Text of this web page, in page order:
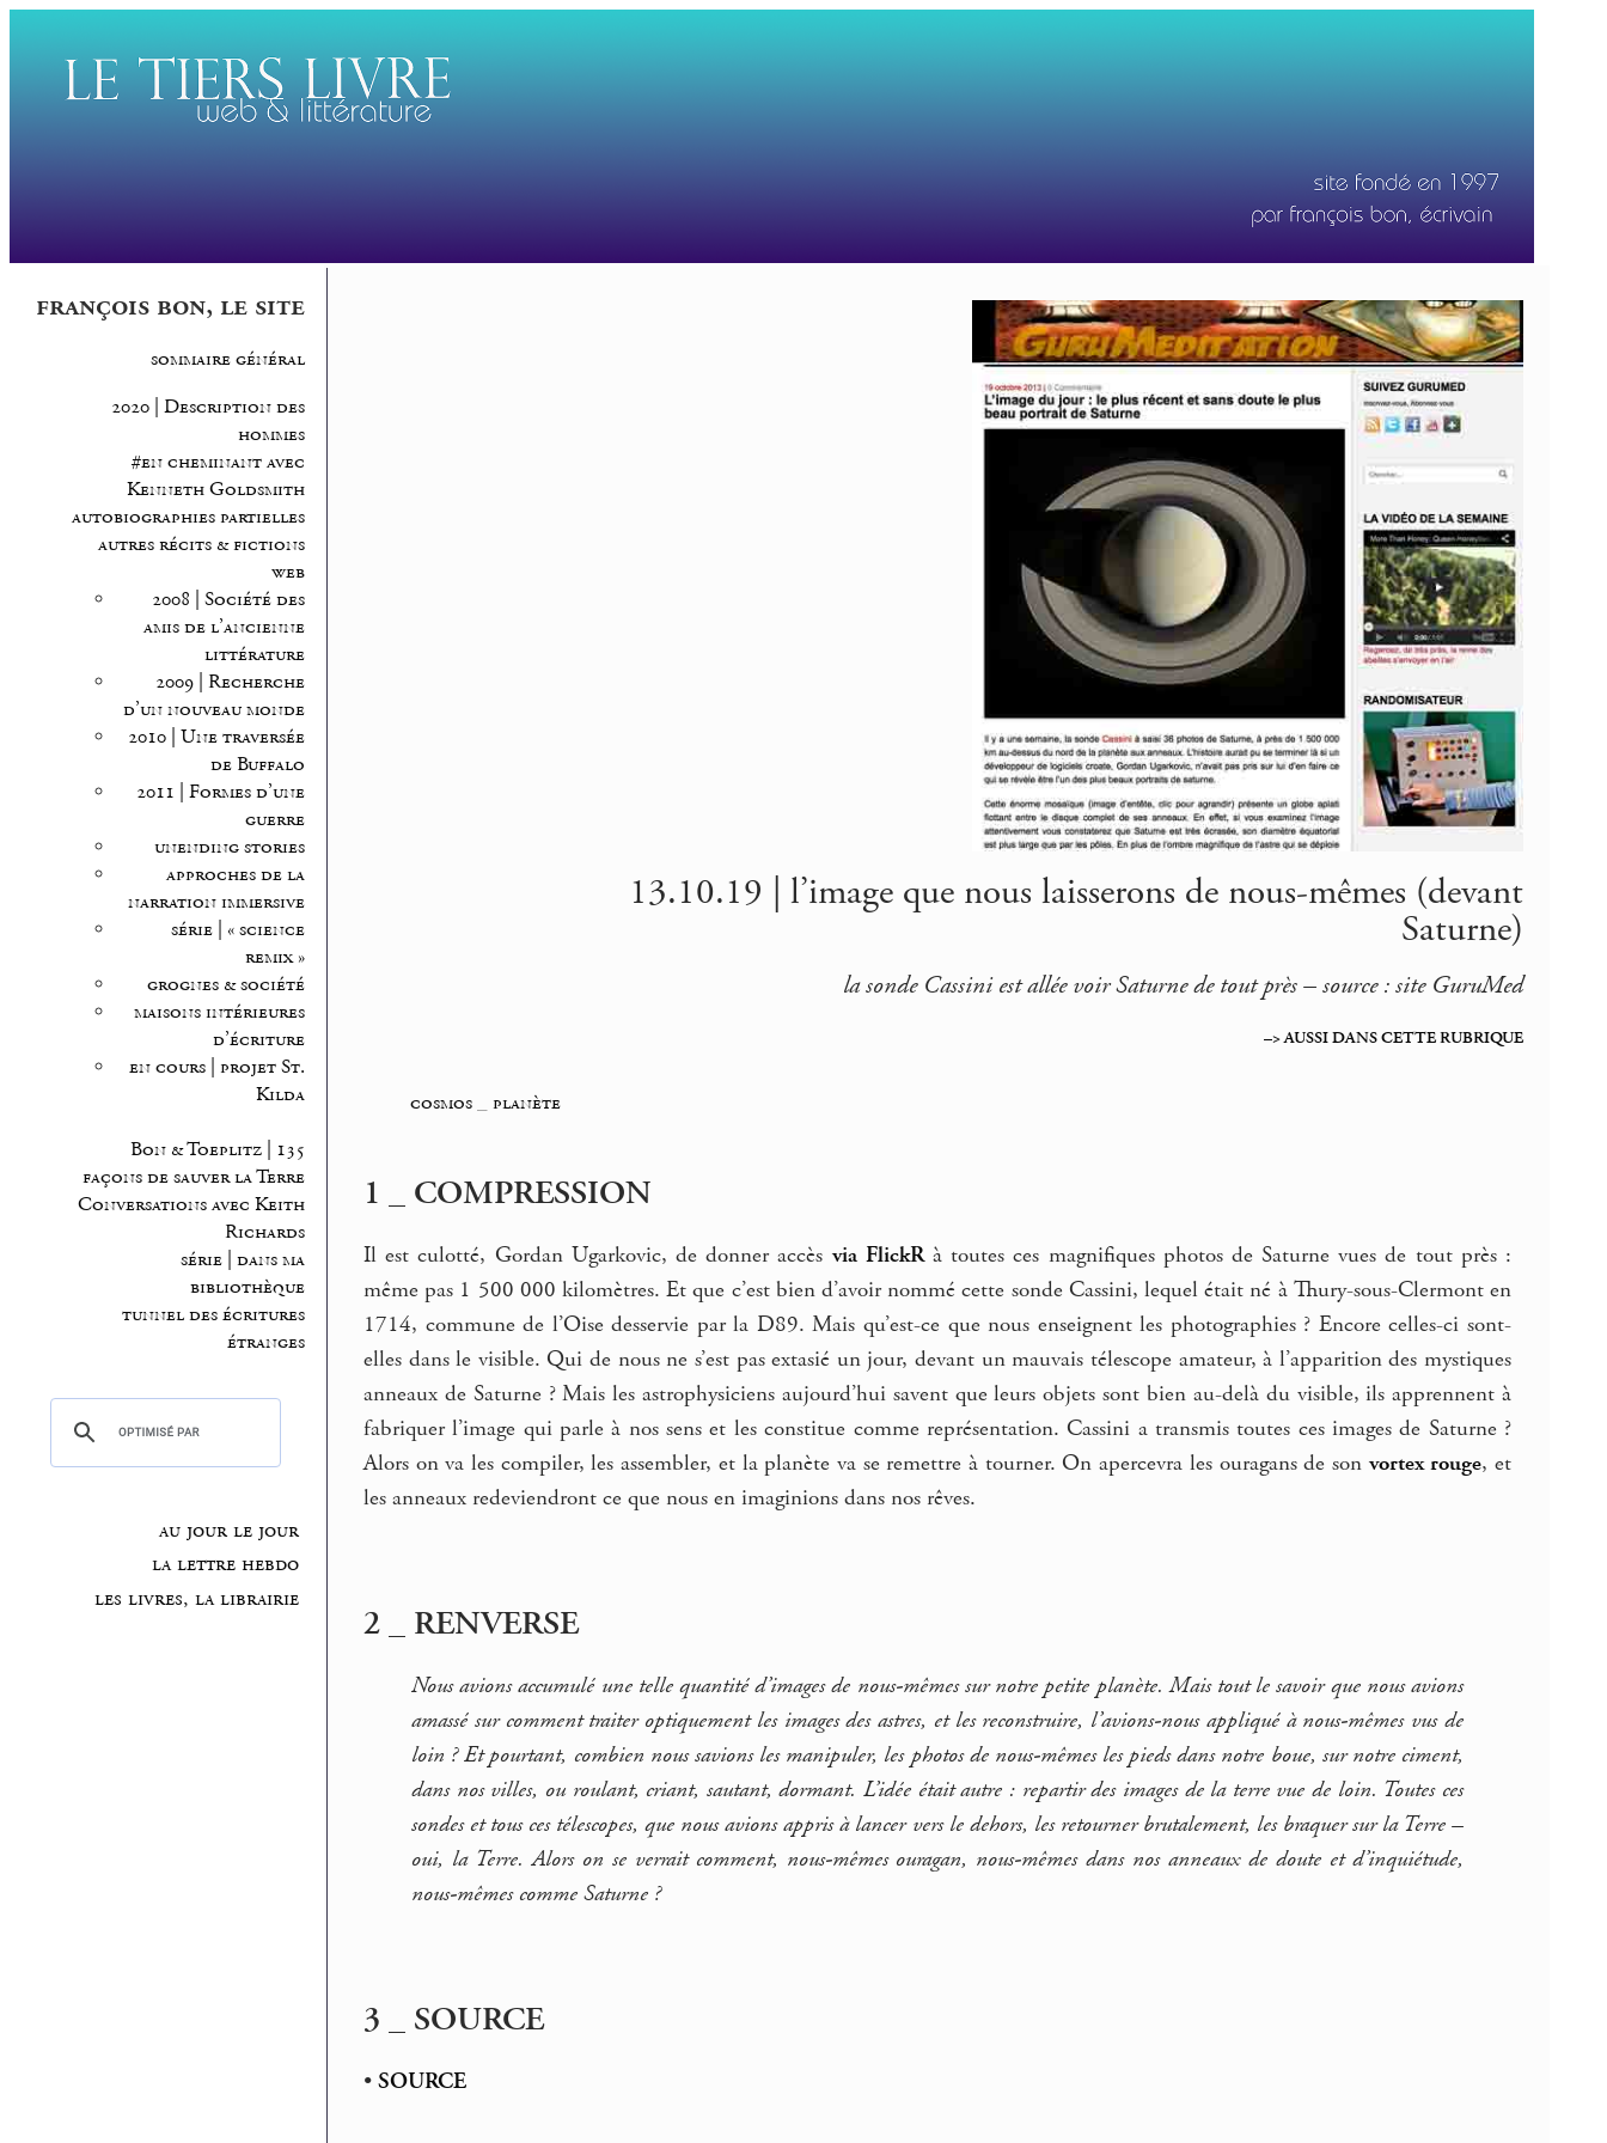
françois bon, le site
sommaire général
2020 | Description des
hommes
#en cheminant avec
Kenneth Goldsmith
autobiographies partielles
autres récits & fictions
web
2008 | Société des
amis de l’ancienne
littérature
2009 | Recherche
d’un nouveau monde
2010 | Une traversée
de Buffalo
2011 | Formes d’une
guerre
unending stories
approches de la
narration immersive
série | « science
remix »
grognes & société
maisons intérieures
d’écriture
en cours | projet St.
Kilda
Bon & Toeplitz | 135
façons de sauver la Terre
Conversations avec Keith
Richards
série | dans ma
bibliothèque
tunnel des écritures
étranges
au jour le jour
la lettre hebdo
les livres, la librairie
13.10.19 | l’image que nous laisserons de nous-mêmes (devant
Saturne)
la sonde Cassini est allée voir Saturne de tout près – source : site GuruMed
–> AUSSI DANS CETTE RUBRIQUE
cosmos _planète
1 _ COMPRESSION
Il est culotté, Gordan Ugarkovic, de donner accès via FlickRà toutes ces magnifiques photos de Saturne vues de tout près :
même pas 1 500 000 kilomètres. Et que c’est bien d’avoir nommé cette sonde Cassini, lequel était né à Thury-sous-Clermont en
1714, commune de l’Oise desservie par la D89. Mais qu’est-ce que nous enseignent les photographies ? Encore celles-ci sont-
elles dans le visible. Qui de nous ne s’est pas extasié un jour, devant un mauvais télescope amateur, à l’apparition des mystiques
anneaux de Saturne ? Mais les astrophysiciens aujourd’hui savent que leurs objets sont bien au-delà du visible, ils apprennent à
fabriquer l’image qui parle à nos sens et les constitue comme représentation. Cassini a transmis toutes ces images de Saturne ?
Alors on va les compiler, les assembler, et la planète va se remettre à tourner. On apercevra les ouragans de son vortex rouge, et
les anneaux redeviendront ce que nous en imaginions dans nos rêves.
2 _ RENVERSE
Nous avions accumulé une telle quantité d’images de nous-mêmes sur notre petite planète. Mais tout le savoir que nous avions
amassé sur comment traiter optiquement les images des astres, et les reconstruire, l’avions-nous appliqué à nous-mêmes vus de
loin ? Et pourtant, combien nous savions les manipuler, les photos de nous-mêmes les pieds dans notre boue, sur notre ciment,
dans nos villes, ou roulant, criant, sautant, dormant. L’idée était autre : repartir des images de la terre vue de loin. Toutes ces
sondes et tous ces télescopes, que nous avions appris à lancer vers le dehors, les retourner brutalement, les braquer sur la Terre –
oui, la Terre. Alors on se verrait comment, nous-mêmes ouragan, nous-mêmes dans nos anneaux de doute et d’inquiétude,
nous-mêmes comme Saturne ?
3 _ SOURCE
• SOURCE